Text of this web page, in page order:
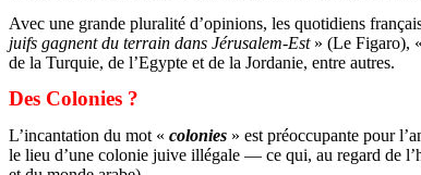
Avec une grande pluralité d’opinions, les quotidiens
juifs gagnent du terrain dans Jérusalem-Est» (Le Figaro), «
de la Turquie, de l’Egypte et de la Jordanie, entre autres.
Des Colonies ?
L’incantation du mot « colonies » est préoccupante pour
le lieu d’une colonie juive illégale — ce qui, au regard de